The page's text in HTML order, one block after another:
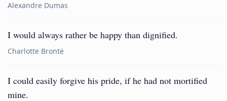
Alexandre Dumas
I would always rather be happy than dignified.
Charlotte Brontë
I could easily forgive his pride, if he had not mortified
mine.